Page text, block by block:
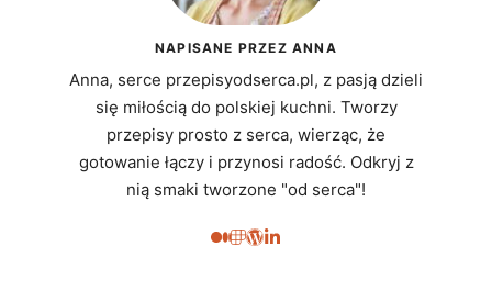
NAPISANE PRZEZ ANNA
Anna, serce przepisyodserca.pl, z pasją dzieli
się miłością do polskiej kuchni. Tworzy
przepisy prosto z serca, wierząc, że
gotowanie łączy i przynosi radość. Odkryj z
nią smaki tworzone "od serca"!